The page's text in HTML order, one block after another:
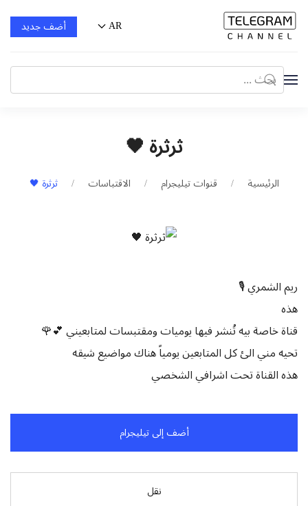
AR أضف جديد
ثرثرة 🖤
الرئيسية قنوات تيليجرام الاقتباسات ثرثرة 🖤
ريم الشمري 🎙
هذه
قناة خاصة بيه تُنشر فيها يوميات ومقتبسات لمتابعيني 💕🌹
تحيه مني الئ كل المتابعين يومياً هناك مواضيع شيقه
هذه القناة تحت اشرافي الشخصي
أضف إلى تيليجرام
نقل